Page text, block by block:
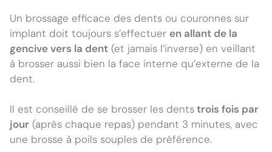
Un brossage efficace des dents ou couronnes sur
implant doit toujours s’effectuer en allant de la
gencive vers la dent (et jamais l’inverse) en veillant
à brosser aussi bien la face interne qu’externe de la
dent.
Il est conseillé de se brosser les dentstrois fois par
jour (après chaque repas) pendant 3 minutes, avec
une brosse à poils souples de préférence.